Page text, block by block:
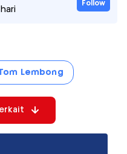
Follow
Lembong